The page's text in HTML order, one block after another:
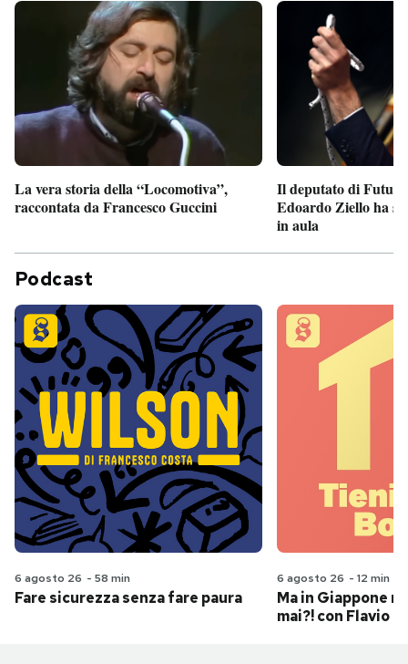
La vera storia della “Locomotiva”,
raccontata da Francesco Guccini
Il deputato di
Edoardo Ziello ha
in aula
Podcast
6 agosto 26 - 58 min
Fare sicurezza senza fare paura
6 agosto 26 - 12 min
Ma in Giappone
mai?! con Flavio